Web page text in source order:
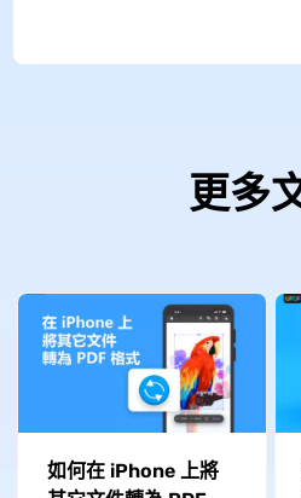
更多
如何在 iPhone 上將